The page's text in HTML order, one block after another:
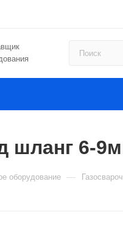
шланг 6-
оборудование —